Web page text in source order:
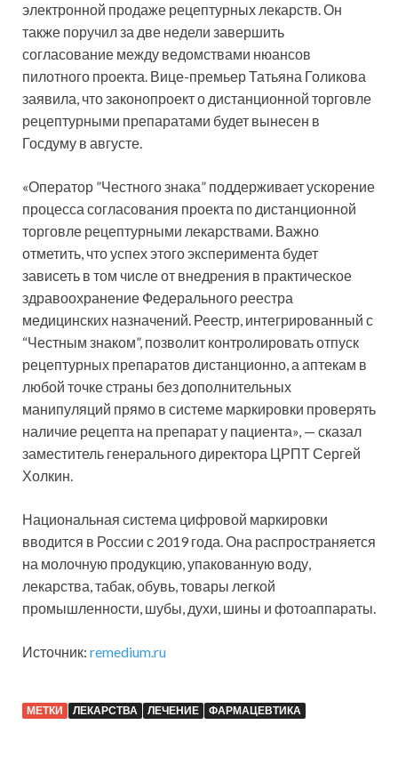
электронной продаже рецептурных лекарств. Он
также поручил за две недели завершить
согласование между ведомствами нюансов
пилотного проекта. Вице-премьер Татьяна Голикова
заявила, что законопроект о дистанционной торговле
рецептурными препаратами будет вынесен в
Госдуму в августе.
«Оператор ”Честного знака” поддерживает ускорение
процесса согласования проекта по дистанционной
торговле рецептурными лекарствами. Важно
отметить, что успех этого эксперимента будет
зависеть в том числе от внедрения в практическое
здравоохранение Федерального реестра
медицинских назначений. Реестр, интегрированный с
“Честным знаком”, позволит контролировать отпуск
рецептурных препаратов дистанционно, а аптекам в
любой точке страны без дополнительных
манипуляций прямо в системе маркировки проверять
наличие рецепта на препарат у пациента», — сказал
заместитель генерального директора ЦРПТ Сергей
Холкин.
Национальная система цифровой маркировки
вводится в России с 2019 года. Она распространяется
на молочную продукцию, упакованную воду,
лекарства, табак, обувь, товары легкой
промышленности, шубы, духи, шины и фотоаппараты.
Источник: remedium.ru
МЕТКИ ЛЕКАРСТВА ЛЕЧЕНИЕ ФАРМАЦЕВТИКА